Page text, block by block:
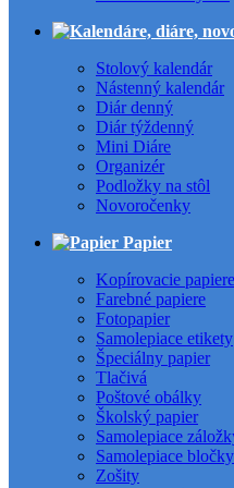
Stolový kalendár
Nástenný kalendár
Diár denný
Diár týždenný
Mini Diáre
Organizér
Podložky na stôl
Novoročenky
Papier
Kopírovacie papiere
Farebné papiere
Fotopapier
Samolepiace etikety
Špeciálny papier
Tlačivá
Poštové obálky
Školský papier
Samolepiace
Samolepiace
Zošity